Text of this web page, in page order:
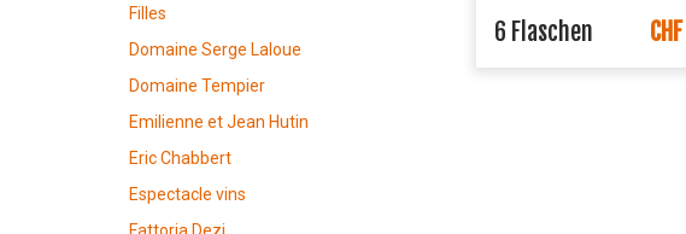
Filles
Domaine Serge Laloue
Domaine Tempier
Emilienne et Jean Hutin
Eric Chabbert
Espectacle vins
6 Flaschen
CHF